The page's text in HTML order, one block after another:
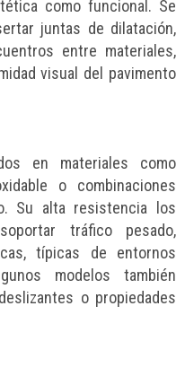
como funcional. Se
juntas de dilatación,
entre materiales,
visual del pavimento
en materiales como
o combinaciones
Su alta resistencia los
tráfico pesado,
típicas de entornos
modelos también
o propiedades